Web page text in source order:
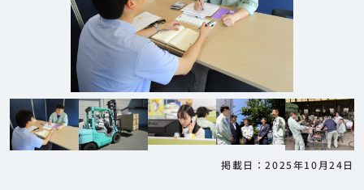
掲載日：2025年10月24日